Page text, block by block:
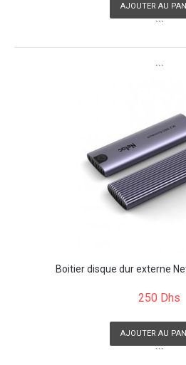
AJOUTER AU
```
```
Boitier disque dur externe
250 Dhs
AJOUTER AU
```